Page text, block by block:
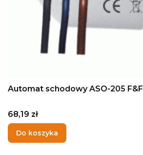
Automat schodowy ASO-205 F&F
Cena
68,19 zł
Do koszyka